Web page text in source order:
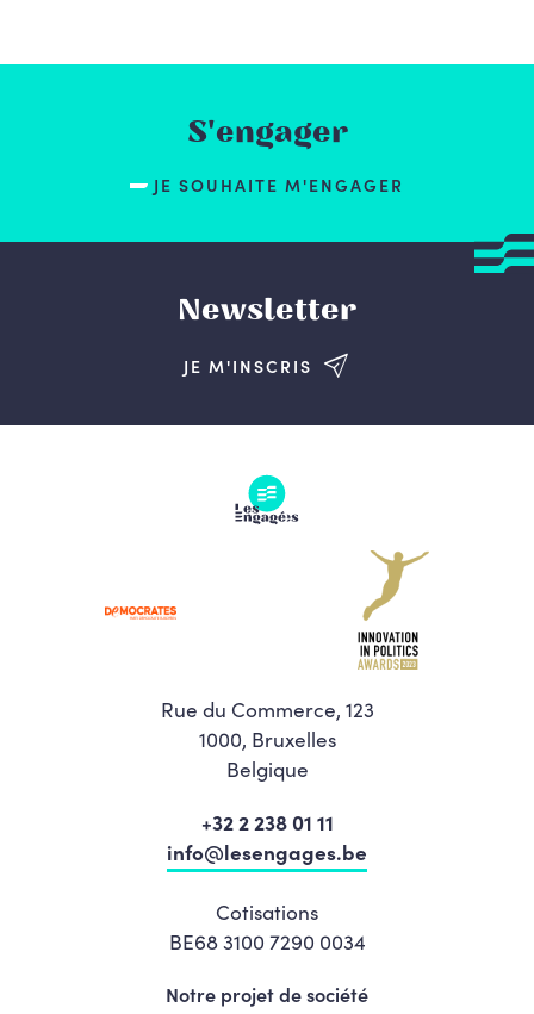
S'engager
JE SOUHAITE M'ENGAGER
Newsletter
JE M'INSCRIS
Rue du Commerce, 123
1000, Bruxelles
Belgique
+32 2 238 01 11
info@lesengages.be
Cotisations
BE68 3100 7290 0034
Notre projet de société